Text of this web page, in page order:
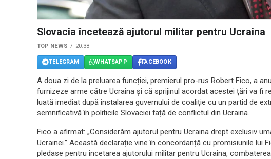
Slovacia încetează ajutorul militar pentru Ucraina
TOP NEWS 20:38
TELEGRAM WHATSAPP FACEBOOK
A doua zi de la preluarea funcției, premierul pro-rus Robert Fico, a
furnizeze arme către Ucraina și că sprijinul acordat acestei țări va fi
luată imediat după instalarea guvernului de coaliție cu un partid de
semnificativă în politicile Slovaciei față de conflictul din Ucraina.
Fico a afirmat: „Considerăm ajutorul pentru Ucraina drept exclusiv
Ucrainei.” Această declarație vine în concordanță cu promisiunile lui
pledase pentru încetarea ajutorului militar pentru Ucraina,